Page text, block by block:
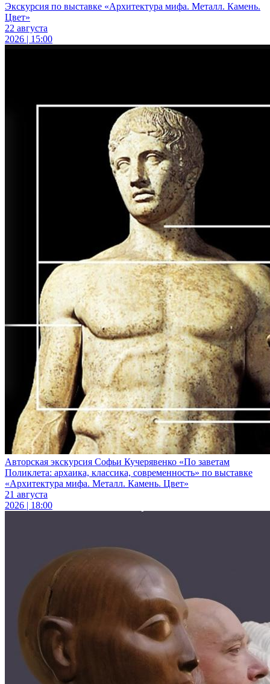
Экскурсия по выставке «Архитектура мифа. Металл. Камень.
Цвет»
22 августа
2026 | 15:00
Авторская экскурсия Софьи Кучерявенко «По заветам
Поликлета: архаика, классика, современность» по выставке
«Архитектура мифа. Металл. Камень. Цвет»
21 августа
2026 | 18:00